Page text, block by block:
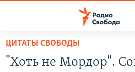
упрощенного
доступа
ПРОГРАММЫ
ЦИТАТЫ СВОБОДЫ
"Хоть не Мордор".